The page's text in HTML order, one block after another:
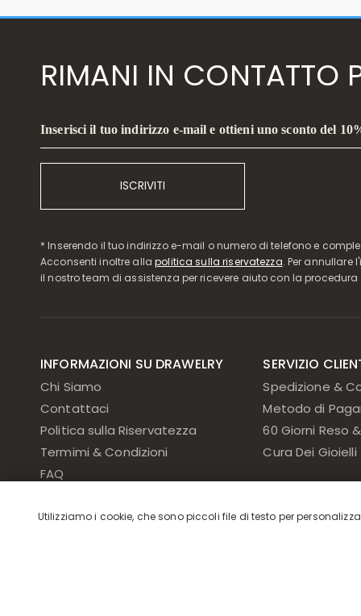
RIMANI IN CONTATTO
Inserisci il tuo indirizzo e-mail e ottieni uno sconto del
ISCRIVITI
* Inserendo il tuo indirizzo e-mail o numero di telefono e
Acconsenti inoltre allapolitica sulla riservatezza. Per annullare
il nostro team di assistenza per ricevere aiuto con la
INFORMAZIONI SU DRAWELRY
Chi Siamo
Contattaci
Politica sulla Riservatezza
Termimi & Condizioni
FAQ
SERVIZIO
Spedizione &
Metodo di
60 Giorni Reso
Cura Dei Gioielli
Utilizziamo i cookie, che sono piccoli file di testo per